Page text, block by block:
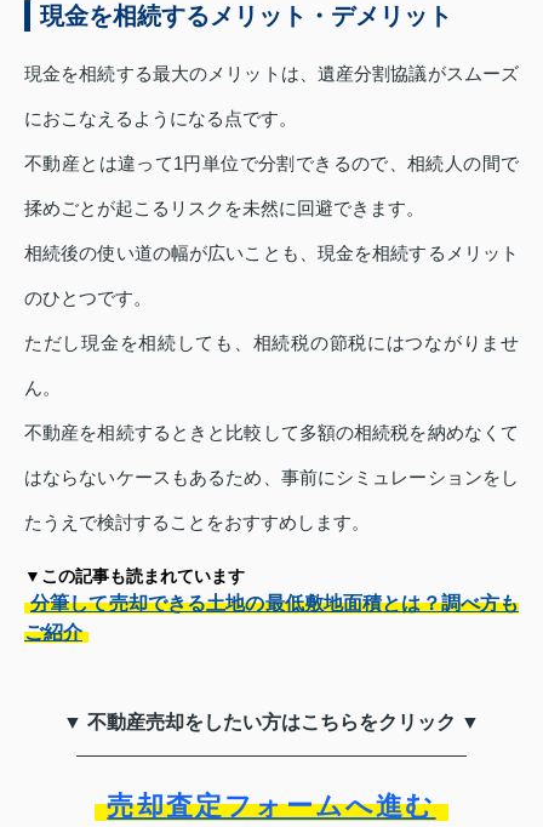
現金を相続するメリット・デメリット
現金を相続する最大のメリットは、遺産分割協議がスムーズ
におこなえるようになる点です。
不動産とは違って1円単位で分割できるので、相続人の間で
揉めごとが起こるリスクを未然に回避できます。
相続後の使い道の幅が広いことも、現金を相続するメリット
のひとつです。
ただし現金を相続しても、相続税の節税にはつながりませ
ん。
不動産を相続するときと比較して多額の相続税を納めなくて
はならないケースもあるため、事前にシミュレーションをし
たうえで検討することをおすすめします。
▼この記事も読まれています
分筆して売却できる土地の最低敷地面積とは？調べ方も
ご紹介
▼ 不動産売却をしたい方はこちらをクリック ▼
売却査定フォームへ進む